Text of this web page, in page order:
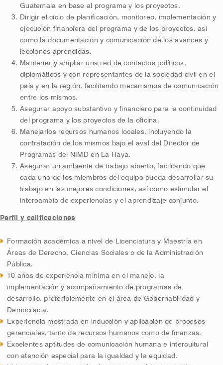
Guatemala en base al programa y los proyectos.
Dirigir el ciclo de planificación, monitoreo, implementación y
ejecución financiera del programa y de los proyectos, así
como la documentación y comunicación de los avances y
lecciones aprendidas.
Mantener y ampliar una red de contactos políticos,
diplomáticos y con representantes de la sociedad civil en el
país y en la región, facilitando mecanismos de comunicación
entre los mismos.
Asegurar apoyo substantivo y financiero para la continuidad
del programa y los proyectos de la oficina.
Manejarlos recursos humanos locales, incluyendo la
contratación de los mismos bajo el aval del Director de
Programas del NIMD en La Haya.
Asegurar un ambiente de trabajo abierto, facilitando que
cada uno de los miembros del equipo pueda desarrollar su
trabajo en las mejores condiciones, así como estimular el
intercambio de experiencias y el aprendizaje conjunto.
Perfil y calificaciones
Formación académica a nivel de Licenciatura y Maestría en
Áreas de Derecho, Ciencias Sociales o de la Administración
Pública.
10 años de experiencia mínima en el manejo, la
implementación y acompañamiento de programas de
desarrollo, preferiblemente en el área de Gobernabilidad y
Democracia.
Experiencia mostrada en inducción y aplicación de procesos
gerenciales, tanto de recursos humanos como de finanzas.
Excelentes aptitudes de comunicación humana e intercultural
con atención especial para la igualdad y la equidad.